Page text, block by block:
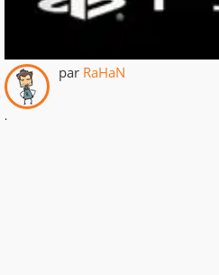
par RaHaN
.